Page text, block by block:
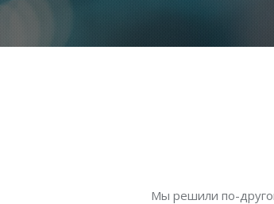
Мы решили по-